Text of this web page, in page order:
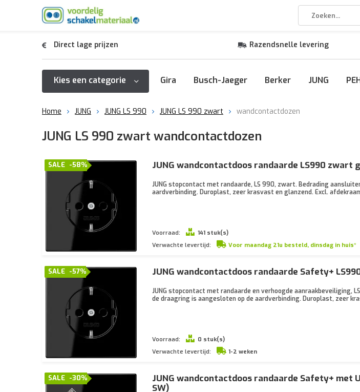
Direct lage prijzen Razendsnelle levering
Kies een categorie Gira Busch-Jaeger Berker JUNG
Home JUNG JUNG LS 990 JUNG LS 990 zwart wandcontactdozen
JUNG LS 990 zwart wandcontactdozen
-58%
SALE JUNG wandcontactdoos randaarde LS990 zwart
JUNG stopcontact met randaarde, LS 990, zwart. Bedrading
aardverbinding. Duroplast, zeer krasvast en glanzend. Excl.
Voorraad:
141 stuk(s)
Verwachte levertijd:
Voor maandag 21u besteld, dinsdag in huis*
-57%
SALE JUNG wandcontactdoos randaarde Safety+
JUNG stopcontact met randaarde en verhoogde aanraakbeveiliging,
de draagring is aangesloten op de aardverbinding. Duroplast, zeer
Voorraad:
0 stuk(s)
Verwachte levertijd:
1-2 weken
-30%
SALE
JUNG wandcontactdoos randaarde Safety+ met
SW)